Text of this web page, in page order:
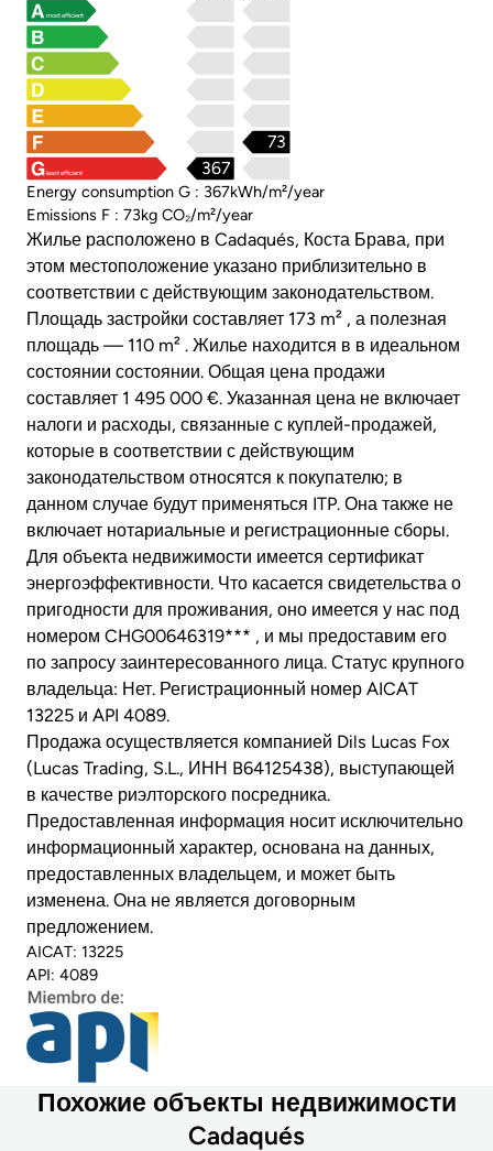
most efficient
least efficient
73
367
Energy consumption G : 367kWh/m²/year
Emissions F : 73kg CO₂/m²/year
Жилье расположено в Cadaqués, Коста Брава, при
этом местоположение указано приблизительно в
соответствии с действующим законодательством.
Площадь застройки составляет 173 m² , а полезная
площадь — 110 m² . Жилье находится в в идеальном
состоянии состоянии. Общая цена продажи
составляет 1 495 000 €. Указанная цена не включает
налоги и расходы, связанные с куплей-продажей,
которые в соответствии с действующим
законодательством относятся к покупателю; в
данном случае будут применяться ITP. Она также не
включает нотариальные и регистрационные сборы.
Для объекта недвижимости имеется сертификат
энергоэффективности. Что касается свидетельства о
пригодности для проживания, оно имеется у нас под
номером CHG00646319*** , и мы предоставим его
по запросу заинтересованного лица. Статус крупного
владельца: Нет. Регистрационный номер AICAT
13225 и API 4089.
Продажа осуществляется компанией Dils Lucas Fox
(Lucas Trading, S.L., ИНН B64125438), выступающей
в качестве риэлторского посредника.
Предоставленная информация носит исключительно
информационный характер, основана на данных,
предоставленных владельцем, и может быть
изменена. Она не является договорным
предложением.
AICAT: 13225
API: 4089
Похожие объекты недвижимости
Cadaqués